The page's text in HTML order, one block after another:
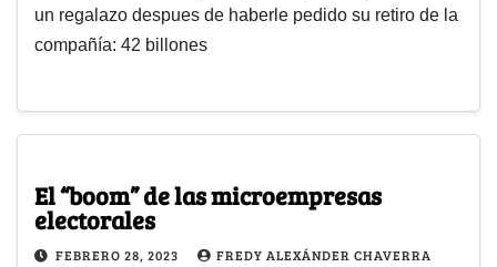
un regalazo despues de haberle pedido su retiro de la
compañía: 42 billones
El “boom” de las microempresas
electorales
FEBRERO 28, 2023
FREDY ALEXÁNDER CHAVERRA